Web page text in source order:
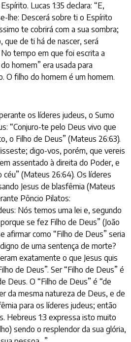
Lucas 1:35 declara: “E,
lhe: Descerá sobre ti o Espírito
te cobrirá com a sua sombra;
que de ti há de nascer, será
tempo em que foi escrita a
homem” era usada para
O filho do homem é um homem.
os líderes judeus, o Sumo
“Conjuro-te pelo Deus vivo que
o Filho de Deus” (Mateus 26:63).
digo-vos, porém, que vereis
assentado à direita do Poder, e
(Mateus 26:64). Os líderes
Jesus de blasfêmia (Mateus
Pôncio Pilatos:
Nós temos uma lei e, segundo
se fez Filho de Deus” (João
afirmar como “Filho de Deus” seria
de uma sentença de morte?
exatamente o que Jesus quis
de Deus”. Ser “Filho de Deus” é
Deus. O “Filho de Deus” é “de
da mesma natureza de Deus, e de
para os líderes judeus; então
Hebreus 1:3 expressa isto muito
sendo o resplendor da sua glória,